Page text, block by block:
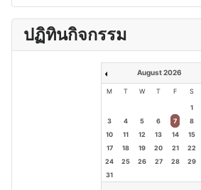
ปฏิทินกิจกรรม
August 2026
M T W T F S
1
3
4 5 6 7 8
10
11 12 13 14 15
17
18 19 20 21 22
24
25 26 27 28 29
31